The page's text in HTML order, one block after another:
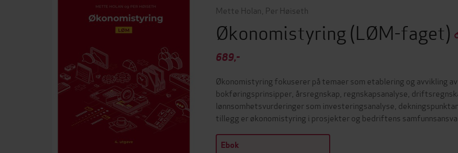
Mette Holan Per Høiseth
Økonomistyring(LØM-faget)
689,-
Økonomistyring fokuserer på temaer som etablering og avvikling
bokføringsprinsipper, årsregnskap, regnskapsanalyse,
lønnsomhetsvurderinger som investeringsanalyse,
tillegg er økonomistyring i prosjekter og bedriftens
Ebok